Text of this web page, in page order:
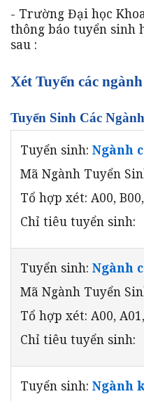
- Trường Đại học
thông báo tuyển sinh
sau :
Xét Tuyển các
Tuyển Sinh Các Ngành
Tuyển sinh: Ngành
Mã Ngành Tuyển
Tổ hợp xét: A00,
Chỉ tiêu tuyển sinh:
Tuyển sinh: Ngành
Mã Ngành Tuyển
Tổ hợp xét: A00,
Chỉ tiêu tuyển sinh:
Tuyển sinh: Ngành